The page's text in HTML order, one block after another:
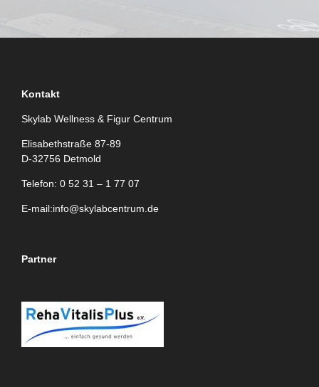
Kontakt
Skylab Wellness & Figur Centrum
Elisabethstraße 87-89
D-32756 Detmold
Telefon: 0 52 31 – 1 77 07
E-mail:info@skylabcentrum.de
Partner